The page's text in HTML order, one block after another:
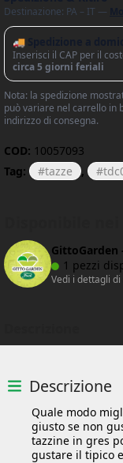
Destinazione: PA – IT —
🚚 Spedizione a
Inserisci il CAP per il
circa 5 giorni feriali
Nota: la spedizione
può variare nel carrello in
indirizzo di consegna.
COD: 10057093
Tag:
tazze ,
GittoGarden
1 pezzi
Vedi i dettagli
Descrizione
Quale modo
giusto se non
tazzine in gres
gustare il tipico